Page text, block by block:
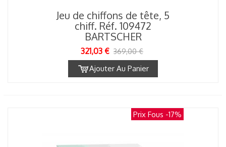
Jeu de chiffons de tête, 5
chiff. Réf. 109472
BARTSCHER
321,03 € 369,00 €
Ajouter Au Panier
Prix Fous -17%